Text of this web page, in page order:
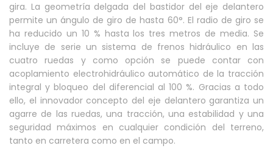
gira. La geometría delgada del bastidor del eje delantero
permite un ángulo de giro de hasta 60°. El radio de giro se
ha reducido un 10 % hasta los tres metros de media. Se
incluye de serie un sistema de frenos hidráulico en las
cuatro ruedas y como opción se puede contar con
acoplamiento electrohidráulico automático de la tracción
integral y bloqueo del diferencial al 100 %. Gracias a todo
ello, el innovador concepto del eje delantero garantiza un
agarre de las ruedas, una tracción, una estabilidad y una
seguridad máximos en cualquier condición del terreno,
tanto en carretera como en el campo.